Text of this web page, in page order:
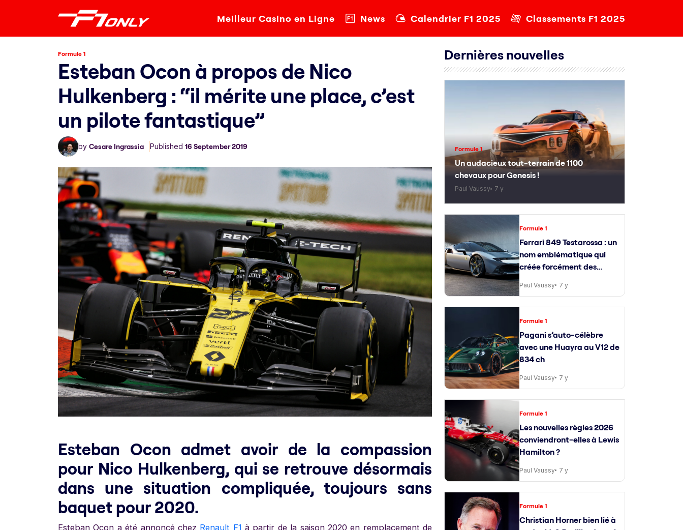
Meilleur Casino en Ligne News Calendrier F1 2025 Classements F1 2025
Formule 1
Esteban Ocon à propos de Nico
Hulkenberg : “il mérite une place, c’est
un pilote fantastique”
by Cesare Ingrassia Published 16 September 2019
Esteban Ocon admet avoir de la compassion
pour Nico Hulkenberg, qui se retrouve désormais
dans une situation compliquée, toujours sans
baquet pour 2020.
Esteban Ocon a été annoncé chez Renault F1 à partir de la saison 2020 en remplacement de
Dernières nouvelles
Formule 1
Un audacieux tout-terrain de 1100
chevaux pour Genesis !
Paul Vaussy 7 y
Formule 1
Ferrari 849 Testarossa : un
nom emblématique qui
créée forcément des
attentes
Paul Vaussy 7 y
Formule 1
Pagani s’auto-célèbre
avec une Huayra au V12 de
834 ch
Paul Vaussy 7 y
Formule 1
Les nouvelles règles 2026
conviendront-elles à Lewis
Hamilton ?
Paul Vaussy 7 y
Formule 1
Christian Horner bien lié à